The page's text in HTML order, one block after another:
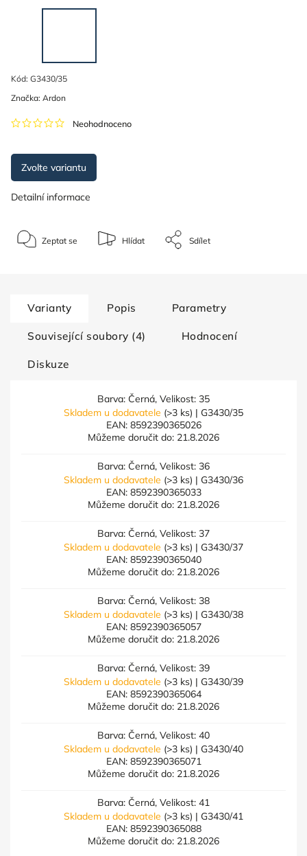
Kód: G3430/35
Neohodnoceno
Značka: Ardon
Zvolte variantu
Detailní informace
Zeptat se Hlídat Sdílet
Varianty Popis Parametry
Související soubory (4) Hodnocení
Diskuze
Barva: Černá, Velikost: 35
Skladem u dodavatele (>3 ks) | G3430/35
EAN: 8592390365026
Můžeme doručit do: 21.8.2026
Barva: Černá, Velikost: 36
Skladem u dodavatele (>3 ks) | G3430/36
EAN: 8592390365033
Můžeme doručit do: 21.8.2026
Barva: Černá, Velikost: 37
Skladem u dodavatele (>3 ks) | G3430/37
EAN: 8592390365040
Můžeme doručit do: 21.8.2026
Barva: Černá, Velikost: 38
Skladem u dodavatele (>3 ks) | G3430/38
EAN: 8592390365057
Můžeme doručit do: 21.8.2026
Barva: Černá, Velikost: 39
Skladem u dodavatele (>3 ks) | G3430/39
EAN: 8592390365064
Můžeme doručit do: 21.8.2026
Barva: Černá, Velikost: 40
Skladem u dodavatele (>3 ks) | G3430/40
EAN: 8592390365071
Můžeme doručit do: 21.8.2026
Barva: Černá, Velikost: 41
Skladem u dodavatele (>3 ks) | G3430/41
EAN: 8592390365088
Můžeme doručit do: 21.8.2026